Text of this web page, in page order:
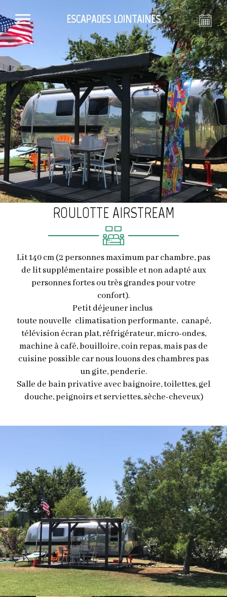
ESCAPADES LOINTAINES
ROULOTTE AIRSTREAM
Lit 140 cm (2 personnes maximum par chambre, pas
de lit supplémentaire possible et non adapté aux
personnes fortes ou très grandes pour votre
confort).
Petit déjeuner inclus
toute nouvelle climatisation performante, canapé,
télévision écran plat, réfrigérateur, micro-ondes,
machine à café, bouilloire, coin repas, mais pas de
cuisine possible car nous louons des chambres pas
un gite, penderie.
Salle de bain privative avec baignoire, toilettes, gel
douche, peignoirs et serviettes, sèche-cheveux)